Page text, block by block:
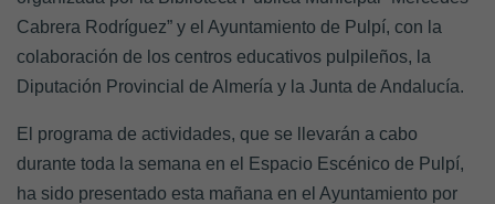
Cabrera Rodríguez” y el Ayuntamiento de Pulpí, con la
colaboración de los centros educativos pulpileños, la
Diputación Provincial de Almería y la Junta de Andalucía.
El programa de actividades, que se llevarán a cabo
durante toda la semana en el Espacio Escénico de Pulpí,
ha sido presentado esta mañana en el Ayuntamiento por